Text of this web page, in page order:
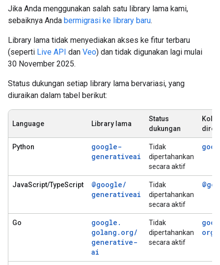
Jika Anda menggunakan salah satu library lama kami,
sebaiknya Anda bermigrasi ke library baru.
Library lama tidak menyediakan akses ke fitur terbaru
(seperti Live API dan Veo) dan tidak digunakan lagi mulai
30 November 2025.
Status dukungan setiap library lama bervariasi, yang
diuraikan dalam tabel berikut:
Language Library lama
Status
dukungan
Python
google-
generativeai
Tidak
dipertahankan
secara aktif
JavaScript/TypeScript @google/
generativeai
Tidak
dipertahankan
secara aktif
Go google .
golang . org/
generative-
ai
Tidak
dipertahankan
secara aktif
org